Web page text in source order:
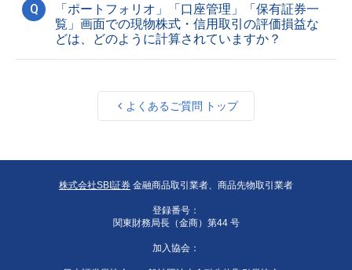
Q
「ポートフォリオ」「口座管理」「保有証券一
覧」画面での現物株式・信用取引の評価損益な
どは、どのように計算されていますか？
よくあるご質問 トップ
株式会社SBI証券 金融商品取引業者、商品先物取引業者
登録番号：
関東財務局長（金商）第44 号
加入協会：